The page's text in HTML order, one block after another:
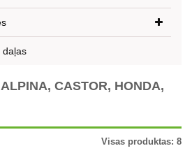
daļas
CASTOR, HONDA,
Visas produktas: 8